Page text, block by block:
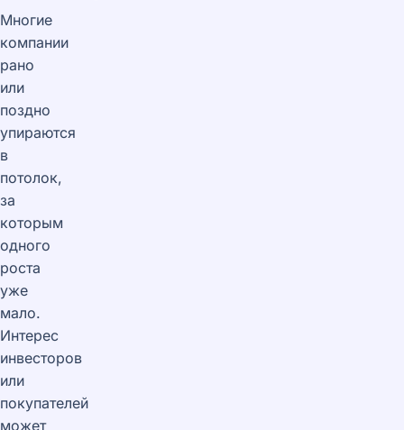
Многие
компании
рано
или
поздно
упираются
в
потолок,
за
которым
одного
роста
уже
мало.
Интерес
инвесторов
или
покупателей
может